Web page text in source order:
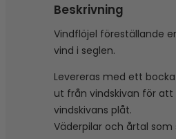
Beskrivning
Vindflöjel föreställande
vind i seglen.
Levereras med ett
ut från vindskivan för att
vindskivans plåt.
Väderpilar och årtal som